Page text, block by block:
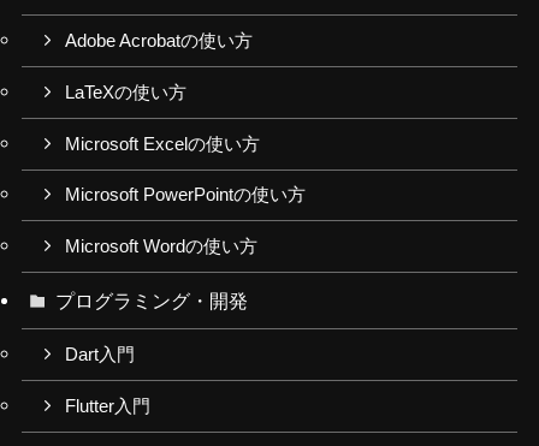
Adobe Acrobatの使い方
LaTeXの使い方
Microsoft Excelの使い方
Microsoft PowerPointの使い方
Microsoft Wordの使い方
プログラミング・開発
Dart入門
Flutter入門